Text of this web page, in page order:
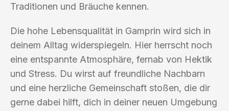
Traditionen und Bräuche kennen.
Die hohe Lebensqualität in Gamprin wird sich in
deinem Alltag widerspiegeln. Hier herrscht noch
eine entspannte Atmosphäre, fernab von Hektik
und Stress. Du wirst auf freundliche Nachbarn
und eine herzliche Gemeinschaft stoßen, die dir
gerne dabei hilft, dich in deiner neuen Umgebung